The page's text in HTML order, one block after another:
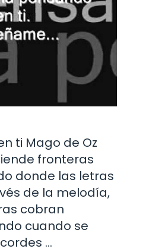
ti Mago de Oz
fronteras
donde las letras
de la melodía,
cobran
cuando se
…